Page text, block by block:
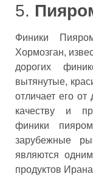
5.
Финики
Хормозган,
дорогих
вытянутые,
отличает его от
качеству и
финики
зарубежные
являются
продуктов